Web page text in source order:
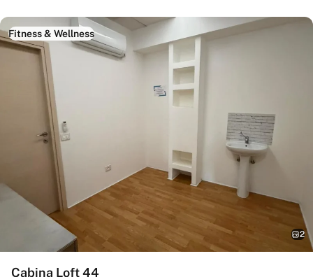
Fitness & Wellness
2
Cabina Loft 44